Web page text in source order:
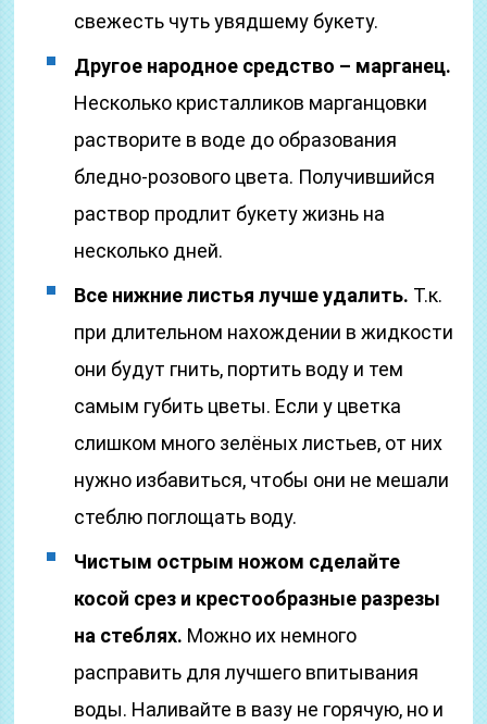
свежесть чуть увядшему букету.
Другое народное средство – марганец.
Несколько кристалликов марганцовки
растворите в воде до образования
бледно-розового цвета. Получившийся
раствор продлит букету жизнь на
несколько дней.
Все нижние листья лучше удалить. Т.к.
при длительном нахождении в жидкости
они будут гнить, портить воду и тем
самым губить цветы. Если у цветка
слишком много зелёных листьев, от них
нужно избавиться, чтобы они не мешали
стеблю поглощать воду.
Чистым острым ножом сделайте
косой срез и крестообразные разрезы
на стеблях. Можно их немного
расправить для лучшего впитывания
воды. Наливайте в вазу не горячую, но и